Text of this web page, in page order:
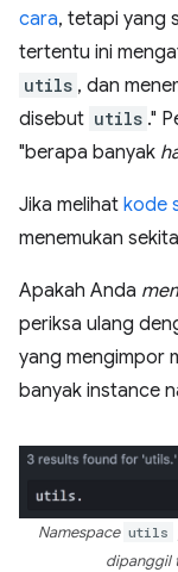
cara, tetapi yang
tertentu ini
utils , dan
disebut utils ."
"berapa banyak
Jika melihat kode
menemukan
Apakah Anda
periksa ulang
yang mengimpor
banyak instance
Namespace utils
dipanggil